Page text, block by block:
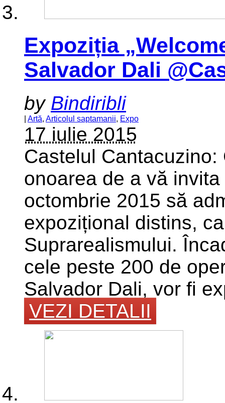
Expoziția
Salvador Dali
by Bindiribli
Artă, Articolul saptamanii, Expo
17 iulie 2015
Castelul
onoarea de a vă
octombrie 2015 să
expozițional distins,
Suprarealismului.
cele peste 200 de
Salvador Dali, vor fi
VEZI DETALII